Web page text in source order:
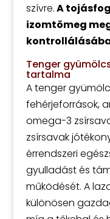
szívre.A
izomtömeg
Tenger
tartalma
A tenger
fehérjeforrások,
omega-3
zsírsavak
érrendszeri
gyulladást és
működését. A
különösen